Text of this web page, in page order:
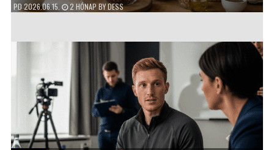
PD 2026.06.15. 2 HÓNAP BYDESS